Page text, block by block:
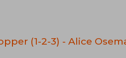
(1-2-3) - Alice